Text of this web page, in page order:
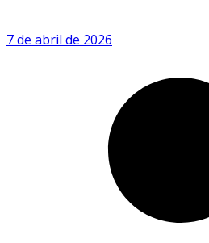
7 de abril de 2026